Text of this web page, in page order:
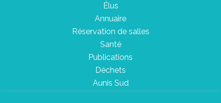
Élus
Annuaire
Réservation de salles
Santé
Publications
Déchets
Aunis Sud